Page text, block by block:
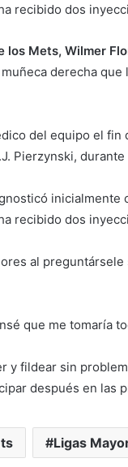
recibido dos
los Mets, Wilmer
derecha
del equipo el fin
Pierzynski,
recibido dos
al
que me tomaría
y fildear sin
después en las
Ligas